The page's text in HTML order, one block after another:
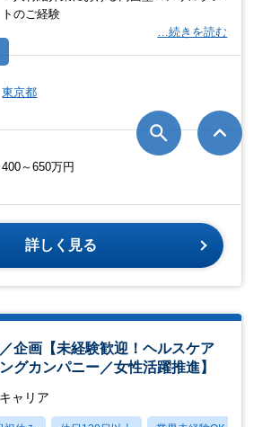
トのご経験
…続きを読む
東京都
400～650万円
詳しく見る
企画【未経験歓迎！ヘルスケア
グカンパニー／女性活躍推進】
ャリア